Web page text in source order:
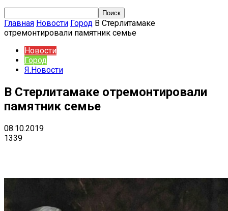
Главная Новости Город В Стерлитамаке
отремонтировали памятник семье
Новости
Город
Я.Новости
В Стерлитамаке отремонтировали
памятник семье
08.10.2019
1339